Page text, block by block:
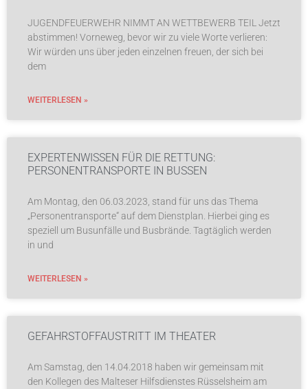
JUGENDFEUERWEHR NIMMT AN WETTBEWERB TEIL Jetzt
abstimmen! Vorneweg, bevor wir zu viele Worte verlieren:
Wir würden uns über jeden einzelnen freuen, der sich bei
dem
WEITERLESEN »
EXPERTENWISSEN FÜR DIE RETTUNG:
PERSONENTRANSPORTE IN BUSSEN
Am Montag, den 06.03.2023, stand für uns das Thema
„Personentransporte“ auf dem Dienstplan. Hierbei ging es
speziell um Busunfälle und Busbrände. Tagtäglich werden
in und
WEITERLESEN »
GEFAHRSTOFFAUSTRITT IM THEATER
Am Samstag, den 14.04.2018 haben wir gemeinsam mit
den Kollegen des Malteser Hilfsdienstes Rüsselsheim am